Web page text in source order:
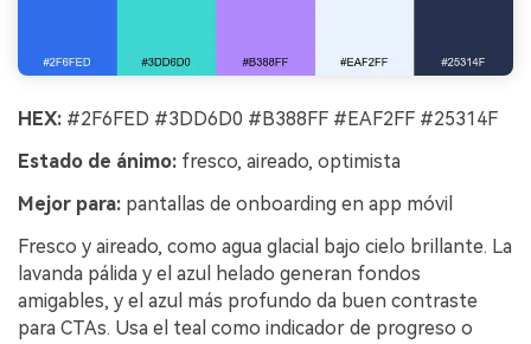
HEX: #2F6FED #3DD6D0 #B388FF #EAF2FF #25314F
Estado de ánimo: fresco, aireado, optimista
Mejor para: pantallas de onboarding en app móvil
Fresco y aireado, como agua glacial bajo cielo brillante. La
lavanda pálida y el azul helado generan fondos
amigables, y el azul más profundo da buen contraste
para CTAs. Usa el teal como indicador de progreso o